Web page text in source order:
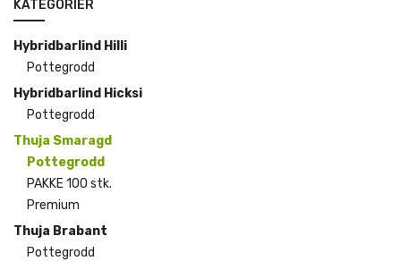
KATEGORIER
Hybridbarlind Hilli
Pottegrodd
Hybridbarlind Hicksi
Pottegrodd
Thuja Smaragd
Pottegrodd
PAKKE 100 stk.
Premium
Thuja Brabant
Pottegrodd